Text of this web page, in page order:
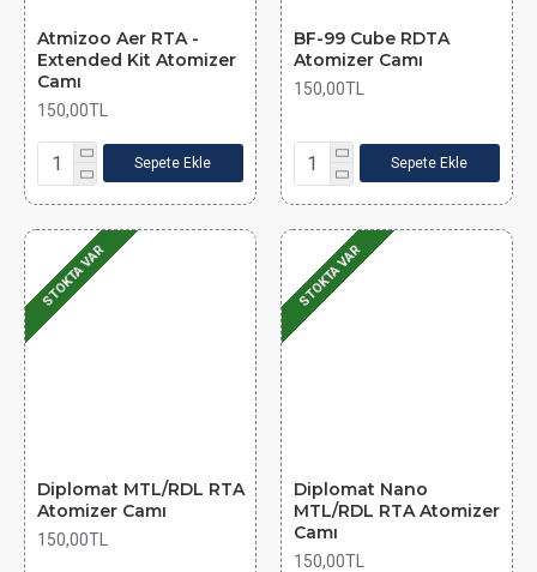
Atmizoo Aer RTA -
Extended Kit Atomizer
Camı
150,00TL
Sepete Ekle
BF-99 Cube RDTA
Atomizer Camı
150,00TL
Sepete Ekle
STOKTA VAR
Diplomat MTL/RDL RTA
Atomizer Camı
150,00TL
STOKTA VAR
Diplomat Nano
MTL/RDL RTA Atomizer
Camı
150,00TL